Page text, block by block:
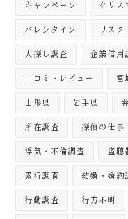
キャンペーン クリス
バレンタイン リスク
人探し調査 企業信用
口コミ・レビュー 宮
山形県 岩手県
所在調査 探偵の仕事
浮気・不倫調査 盗聴
素行調査 結婚・婚約
行動調査 行方不明